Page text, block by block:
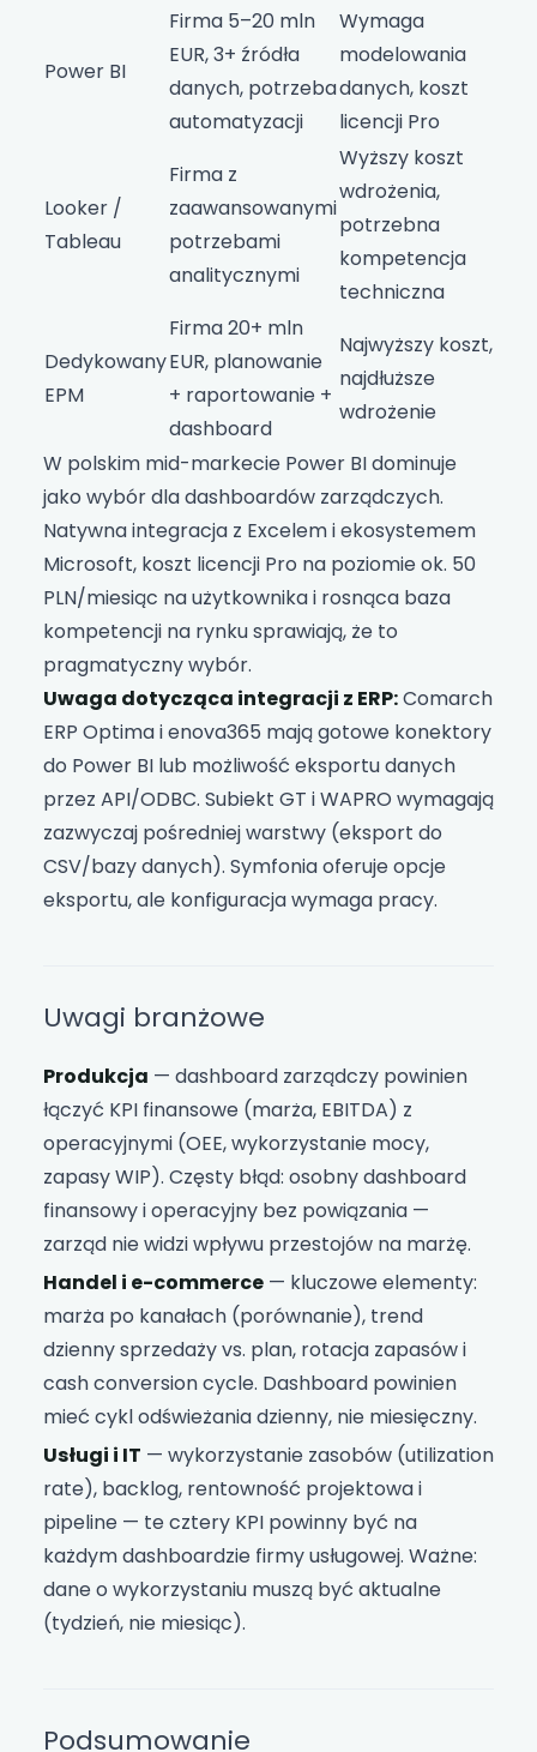
Power BI
Firma 5–20 mln
EUR, 3+ źródła
danych, potrzeba
automatyzacji
Wymaga
modelowania
danych, koszt
licencji Pro
Looker /
Tableau
Firma z
zaawansowanymi
potrzebami
analitycznymi
Wyższy koszt
wdrożenia,
potrzebna
kompetencja
techniczna
Dedykowany
EPM
Firma 20+ mln
EUR, planowanie
+ raportowanie +
dashboard
Najwyższy koszt,
najdłuższe
wdrożenie
W polskim mid-markecie Power BI dominuje
jako wybór dla dashboardów zarządczych.
Natywna integracja z Excelem i ekosystemem
Microsoft, koszt licencji Pro na poziomie ok. 50
PLN/miesiąc na użytkownika i rosnąca baza
kompetencji na rynku sprawiają, że to
pragmatyczny wybór.
Uwaga dotycząca integracji z ERP:Comarch
ERP Optima i enova365 mają gotowe konektory
do Power BI lub możliwość eksportu danych
przez API/ODBC. Subiekt GT i WAPRO wymagają
zazwyczaj pośredniej warstwy (eksport do
CSV/bazy danych). Symfonia oferuje opcje
eksportu, ale konfiguracja wymaga pracy.
Uwagi branżowe
Produkcja — dashboard zarządczy powinien
łączyć KPI finansowe (marża, EBITDA) z
operacyjnymi (OEE, wykorzystanie mocy,
zapasy WIP). Częsty błąd: osobny dashboard
finansowy i operacyjny bez powiązania —
zarząd nie widzi wpływu przestojów na marżę.
Handel i e-commerce — kluczowe elementy:
marża po kanałach (porównanie), trend
dzienny sprzedaży vs. plan, rotacja zapasów i
cash conversion cycle. Dashboard powinien
mieć cykl odświeżania dzienny, nie miesięczny.
Usługi i IT — wykorzystanie zasobów (utilization
rate), backlog, rentowność projektowa i
pipeline — te cztery KPI powinny być na
każdym dashboardzie firmy usługowej. Ważne:
dane o wykorzystaniu muszą być aktualne
(tydzień, nie miesiąc).
Podsumowanie